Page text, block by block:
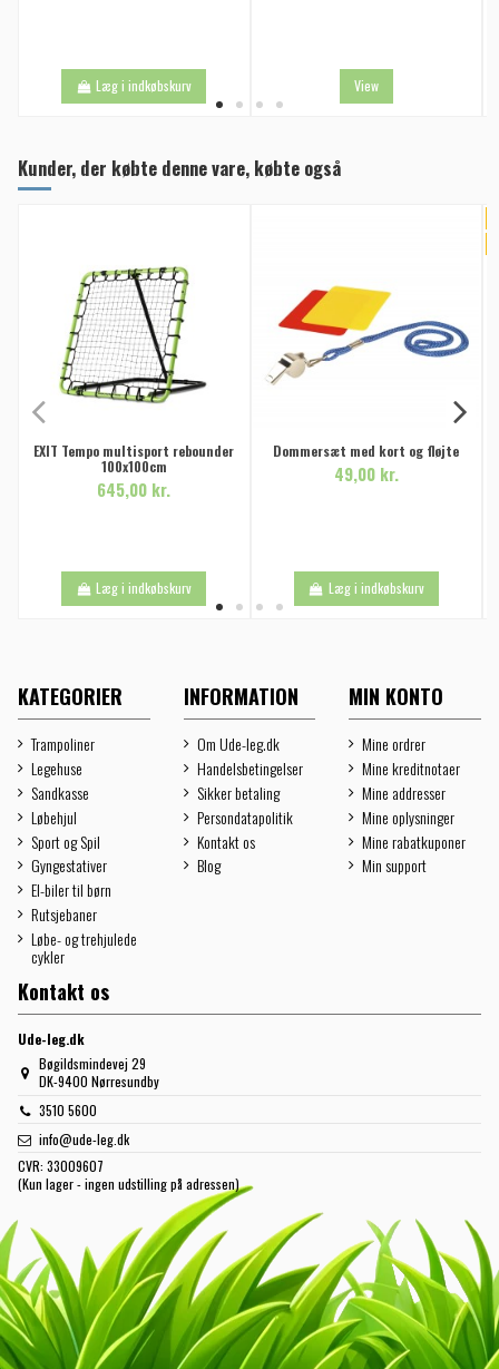
Læg i indkøbskurv View
Kunder, der købte denne vare, købte også
EXIT Tempo multisport rebounder
100x100cm
645,00 kr.
Læg i indkøbskurv
Dommersæt med kort og fløjte
49,00 kr.
Læg i indkøbskurv
KATEGORIER
Trampoliner
Legehuse
Sandkasse
Løbehjul
Sport og Spil
Gyngestativer
El-biler til børn
Rutsjebaner
Løbe- og trehjulede
cykler
INFORMATION
Om Ude-leg.dk
Handelsbetingelser
Sikker betaling
Persondatapolitik
Kontakt os
Blog
MIN KONTO
Mine ordrer
Mine kreditnotaer
Mine addresser
Mine oplysninger
Mine rabatkuponer
Min support
Kontakt os
Ude-leg.dk
Bøgildsmindevej 29
DK-9400 Nørresundby
3510 5600
info@ude-leg.dk
CVR: 33009607
(Kun lager - ingen udstilling på adressen)